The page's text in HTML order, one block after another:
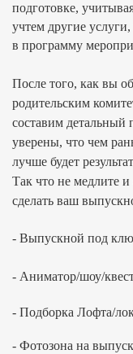
подготовке,
учтем другие
в программу
После того, как вы
родительским
составим детальный
уверены, что чем
лучше будет
Так что не медлите
сделать ваш
- Выпускной под
- Аниматор/шоу/
- Подборка Лофта/
- Фотозона на